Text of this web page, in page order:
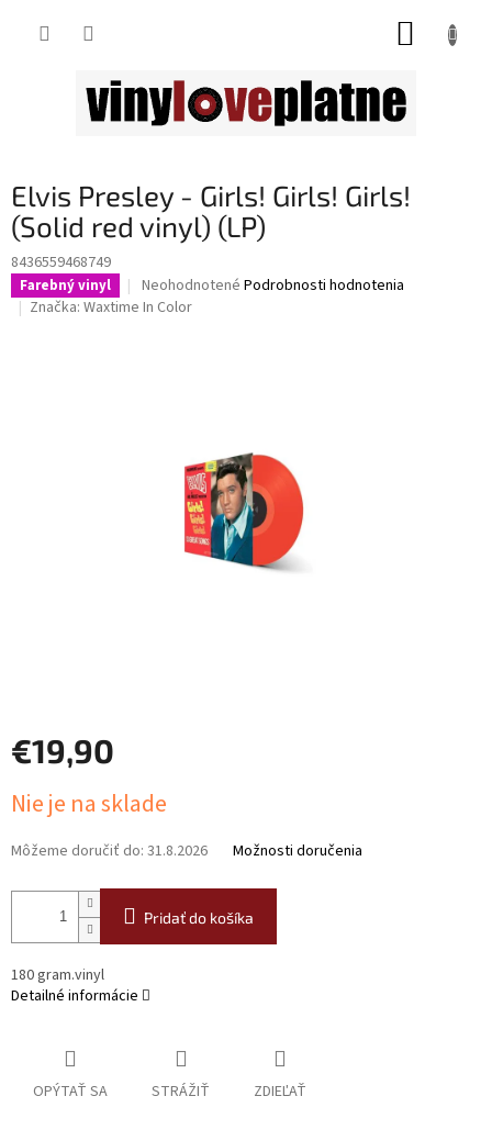
Elvis Presley - Girls! Girls! Girls!
(Solid red vinyl) (LP)
8436559468749
Farebný vinyl
Priemerné
hodnotenie
Neohodnotené Podrobnosti hodnotenia
Značka: Waxtime In Color
€19,90
cena:
Nie je na sklade
Môžeme doručiť do: 31.8.2026 Možnosti doručenia
Pridať do košíka
180 gram.vinyl
Detailné informácie
OPÝTAŤ SA STRÁŽIŤ ZDIEĽAŤ